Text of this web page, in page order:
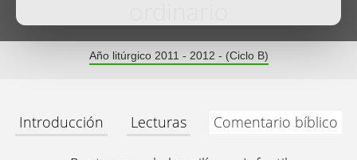
Año litúrgico 2011 - 2012 - (Ciclo B)
Introducción Lecturas Comentario bíblico